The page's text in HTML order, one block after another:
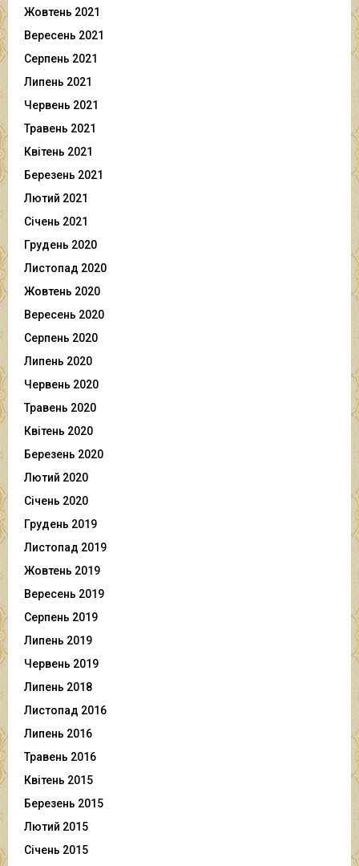
Жовтень 2021
Вересень 2021
Серпень 2021
Липень 2021
Червень 2021
Травень 2021
Квітень 2021
Березень 2021
Лютий 2021
Січень 2021
Грудень 2020
Листопад 2020
Жовтень 2020
Вересень 2020
Серпень 2020
Липень 2020
Червень 2020
Травень 2020
Квітень 2020
Березень 2020
Лютий 2020
Січень 2020
Грудень 2019
Листопад 2019
Жовтень 2019
Вересень 2019
Серпень 2019
Липень 2019
Червень 2019
Липень 2018
Листопад 2016
Липень 2016
Травень 2016
Квітень 2015
Березень 2015
Лютий 2015
Січень 2015